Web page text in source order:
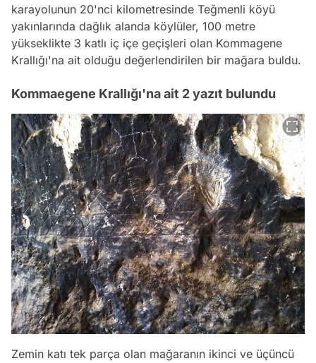
karayolunun 20'nci kilometresinde Teğmenli köyü
yakınlarında dağlık alanda köylüler, 100 metre
yükseklikte 3 katlı iç içe geçişleri olan Kommagene
Krallığı'na ait olduğu değerlendirilen bir mağara buldu.
Kommaegene Krallığı'na ait 2 yazıt bulundu
Zemin katı tek parça olan mağaranın ikinci ve üçüncü